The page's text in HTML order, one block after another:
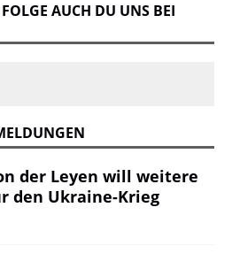
AUCH DU UNS BEI
der Leyen will weitere
den Ukraine-Krieg